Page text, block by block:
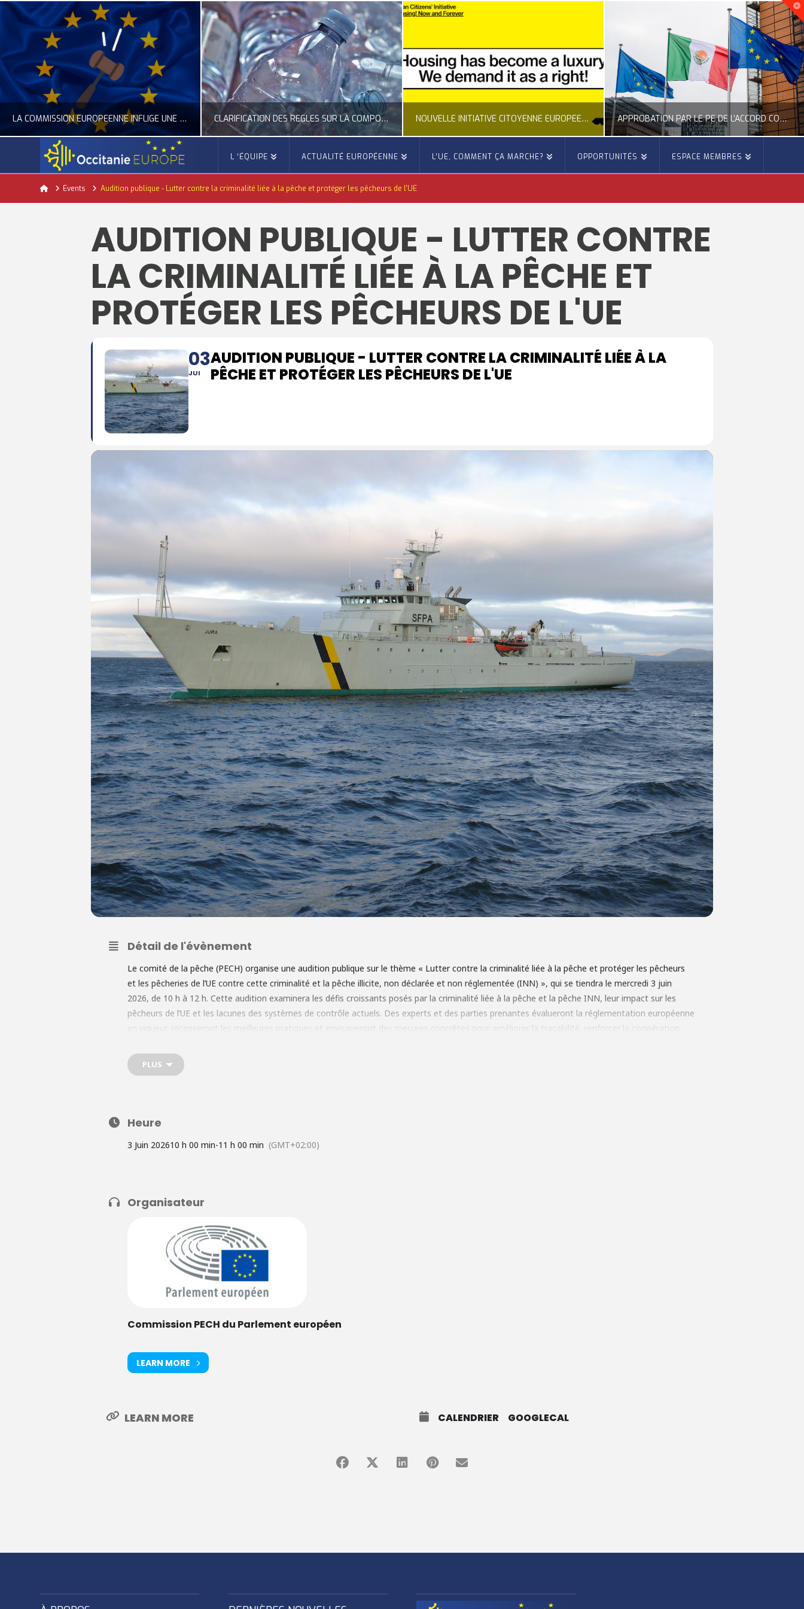
LA COMMISSION EUROPÉENNE INFLIGE UNE AMENDE RECORD À GOOGLE
ACTUALITÉ DE L'UNION EUROPÉENNE, ACTUALITÉ DE LA REPRÉSENTATION D’OCCITANIE EUROPE, NUMÉRIQUE- DIGITAL
JUILLET 24, 2026
CLARIFICATION DES RÈGLES SUR LA COMPOSITION DES BOUTEILLES PLASTIQUES
ACTUALITÉ DE L'UNION EUROPÉENNE, ACTUALITÉ DE LA REPRÉSENTATION D’OCCITANIE EUROPE, ECONOMIE CIRCULAIRE, ÉNERGIE - ENVIRONNEMENT - CLIMAT
JUILLET 24, 2026
NOUVELLE INITIATIVE CITOYENNE EUROPÉENNE SUR LE LOGEMENT
ACTUALITÉ DE L'UNION EUROPÉENNE, ACTUALITÉ DE LA REPRÉSENTATION D’OCCITANIE EUROPE, CITOYENNETÉ, LOGEMENT
JUILLET 24, 2026
APPROBATION PAR LE PE DE L’ACCORD COMMERCIAL ENTRE L’UE ET LE MEXIQUE
ACTION EXTÉRIEURE, ACTUALITÉ DE L'UNION EUROPÉENNE
JUILLET 22, 2026
L ‘ÉQUIPE ACTUALITÉ EUROPÉENNE L’UE, COMMENT ÇA MARCHE? OPPORTUNITÉS ESPACE MEMBRES
HomeEvents Audition publique - Lutter contre la criminalité liée à la pêche et protéger les pêcheurs de l'UE
AUDITION PUBLIQUE - LUTTER CONTRE
LA CRIMINALITÉ LIÉE À LA PÊCHE ET
PROTÉGER LES PÊCHEURS DE L'UE
03
JUI
AUDITION PUBLIQUE - LUTTER CONTRE LA CRIMINALITÉ LIÉE À LA
PÊCHE ET PROTÉGER LES PÊCHEURS DE L'UE
Détail de l'évènement
Le comité de la pêche (PECH) organise une audition publique sur le thème « Lutter contre la criminalité liée à la pêche et protéger les pêcheurs
et les pêcheries de l’UE contre cette criminalité et la pêche illicite, non déclarée et non réglementée (INN) », qui se tiendra le mercredi 3 juin
2026, de 10 h à 12 h. Cette audition examinera les défis croissants posés par la criminalité liée à la pêche et la pêche INN, leur impact sur les
pêcheurs de l’UE et les lacunes des systèmes de contrôle actuels. Des experts et des parties prenantes évalueront la réglementation européenne
en vigueur, recenseront les meilleures pratiques et envisageront des mesures concrètes pour améliorer la traçabilité, renforcer la coopération,
PLUS
Heure
3 Juin 202610 h 00 min-11 h 00 min (GMT+02:00)
Organisateur
Commission PECH du Parlement européen
LEARN MORE
LEARN MORE CALENDRIER GOOGLECAL